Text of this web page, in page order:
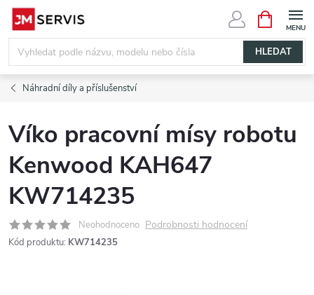
Přejít
obsah
HLEDAT
NÁKUPNÍ
KOŠÍK
Náhradní díly a příslušenství
Víko pracovní mísy robotu
Kenwood KAH647
KW714235
Neohodnoceno Podrobnosti hodnocení
Kód produktu: KW714235